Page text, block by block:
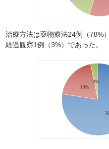
治療方法は薬物療法24例（78%
経過観察1例（3%）であった。